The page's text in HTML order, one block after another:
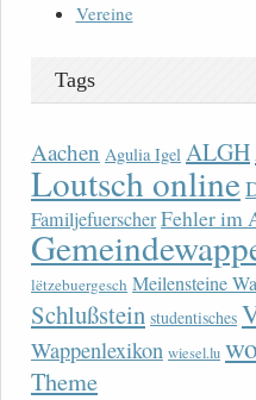
Vereine
Tags
Aachen Agulia Igel ALGH
Loutsch online
FamiljefuerscherFehler im
lëtzebuergesch Meilensteine
Schlußstein studentisches
Wappenlexikon wiesel.lu
Theme